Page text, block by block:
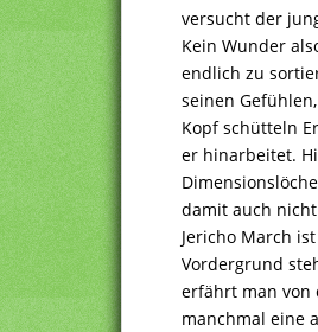
versucht der
Kein Wunder
endlich zu
seinen
Kopf schütteln
er hinarbeitet.
damit auch
Jericho March
Vordergrund
erfährt man von
manchmal eine